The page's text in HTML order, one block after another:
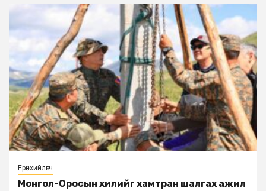
Ерөнхийлөгч
Монгол-Оросын хилийг хамтран шалгах ажил